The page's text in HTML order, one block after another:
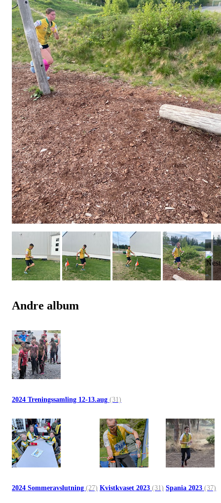
Andre album
2024 Treningssamling 12-13.aug (31)
2024 Sommeravslutning (27) Kvistkvaset 2023 (31) Spania 2023 (37)